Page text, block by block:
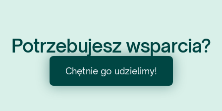
Potrzebujesz wsparcia?
Chętnie go udzielimy!